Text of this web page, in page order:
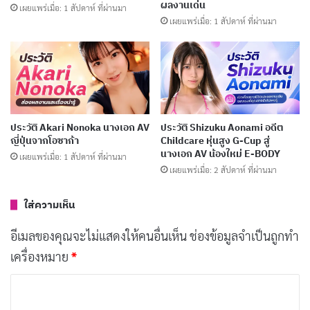
พร้อมผลงานเด่น
ประวัติ Yume Nishimiya นางเอก AV ญี่ปุ่นชื่อดัง
พร้อมผลงานเด่น
เผยแพร่เมื่อ: 6 วัน ที่ผ่านมา
ประวัติ Yuka Miyoshi นางเอก AV อดีตผู้ประกาศ
ข่าว
เผยแพร่เมื่อ: 1 สัปดาห์ ที่ผ่านมา
ประวัติโดยย่อของ Saho Shinozaki
Saho Shinozaki เกิดราว ค.ศ. 2002 ทำให้ในปี 2026 เธอ
มีอายุราว 23 ถึง 24 ปี ก่อนเข้าสู่วงการ AV เธอเคยทำงาน
เผยแพร่เมื่อ: 1 สัปดาห์ ที่ผ่านมา ผลงานเด่น
เผยแพร่เมื่อ: 1 สัปดาห์ ที่ผ่านมา
ประวัติ Akari Nonoka นางเอก AV
ญี่ปุ่นจากโอซาก้า
เผยแพร่เมื่อ: 1 สัปดาห์ ที่ผ่านมา
ประวัติ Shizuku Aonami อดีต
Childcare หุ่นสูง G-Cup สู่
นางเอก AV น้องใหม่ E-BODY
เผยแพร่เมื่อ: 2 สัปดาห์ ที่ผ่านมา
ใส่ความเห็น
อีเมลของคุณจะไม่แสดงให้คนอื่นเห็นช่องข้อมูลจำเป็นถูกทำ
เครื่องหมาย *